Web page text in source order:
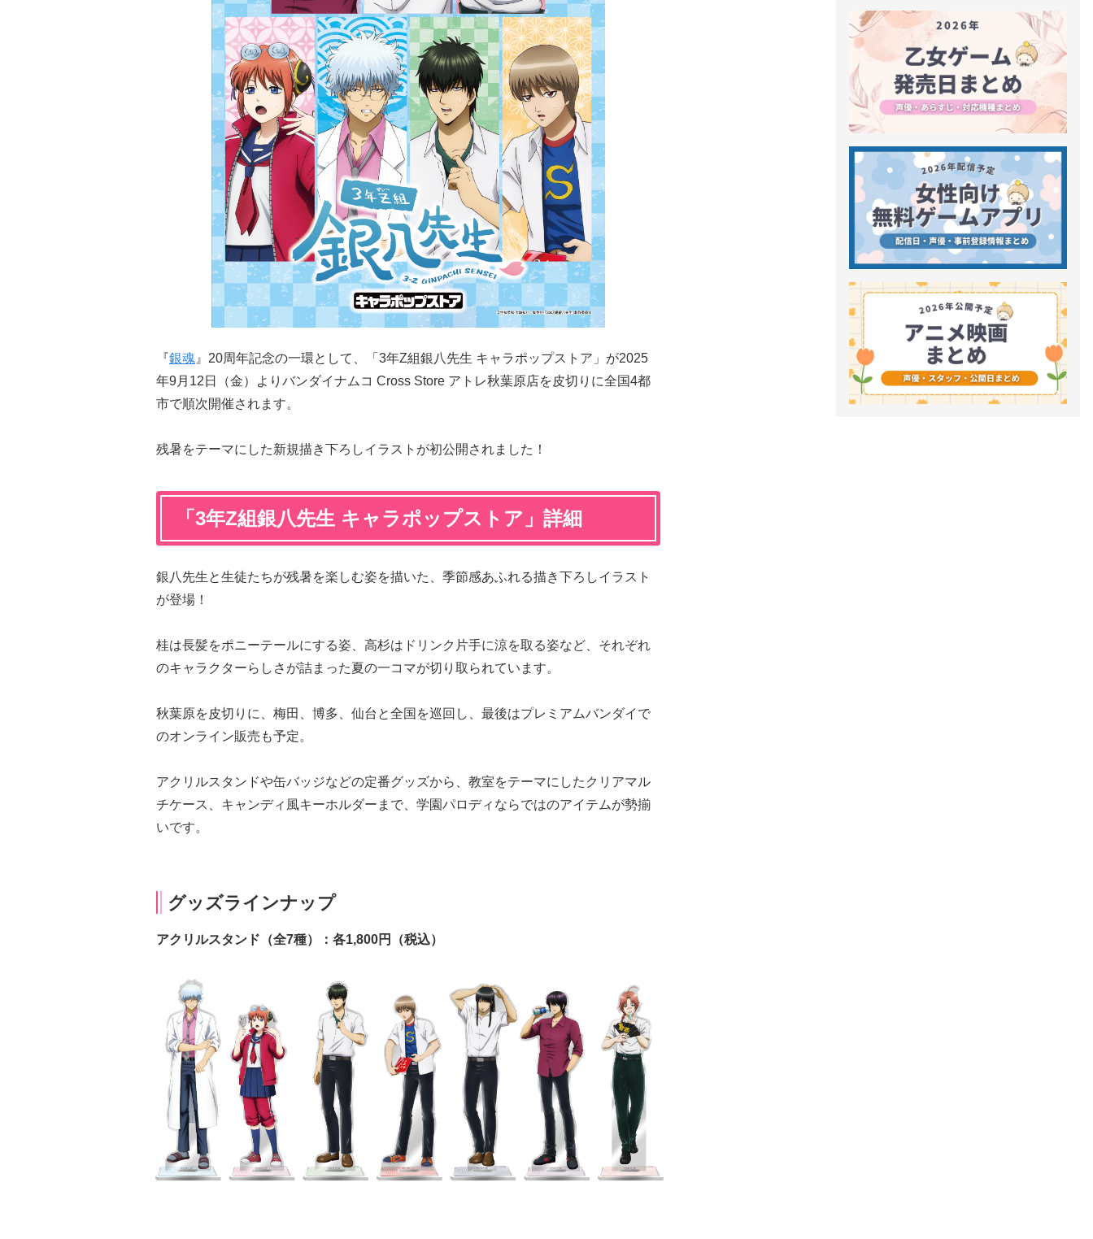
『銀魂 』20周年記念の一環として、「3年Z組銀八先生 キャラポップストア」が2025
年9月12日（金）よりバンダイナムコ Cross Store アトレ秋葉原店を皮切りに全国4都
市で順次開催されます。
残暑をテーマにした新規描き下ろしイラストが初公開されました！
「3年Z組銀八先生 キャラポップストア」詳細
銀八先生と生徒たちが残暑を楽しむ姿を描いた、季節感あふれる描き下ろしイラスト
が登場！
桂は長髪をポニーテールにする姿、高杉はドリンク片手に涼を取る姿など、それぞれ
のキャラクターらしさが詰まった夏の一コマが切り取られています。
秋葉原を皮切りに、梅田、博多、仙台と全国を巡回し、最後はプレミアムバンダイで
のオンライン販売も予定。
アクリルスタンドや缶バッジなどの定番グッズから、教室をテーマにしたクリアマル
チケース、キャンディ風キーホルダーまで、学園パロディならではのアイテムが勢揃
いです。
グッズラインナップ
アクリルスタンド（全7種）：各1,800円（税込）